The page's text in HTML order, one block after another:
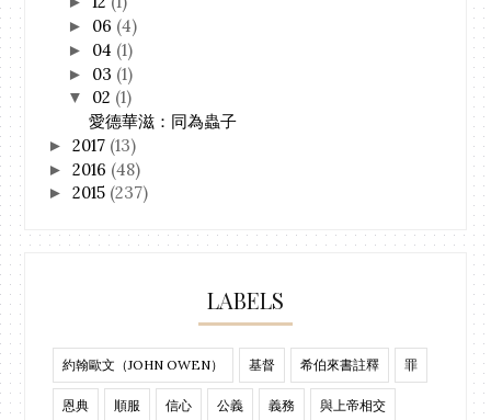
► 06 (4)
► 04 (1)
► 03 (1)
▼ 02 (1)
愛德華滋：同為蟲子
►2017 (13)
►2016 (48)
►2015 (237)
LABELS
約翰歐文（JOHN OWEN） 基督 希伯來書註釋 罪
恩典 順服 信心 公義 義務 與上帝相交